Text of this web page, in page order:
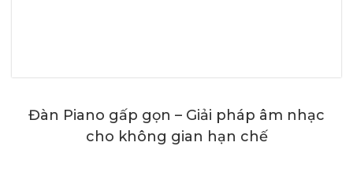
Đàn Piano gấp gọn – Giải pháp âm nhạc
cho không gian hạn chế